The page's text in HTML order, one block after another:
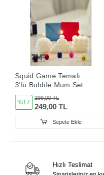
Squid Game Temalı
3'lü Bubble Mum Seti
Yuvarlak - Üçgen -
Kare
%17
299,00 TL
249,00 TL
Sepete Ekle
Hızlı Teslimat